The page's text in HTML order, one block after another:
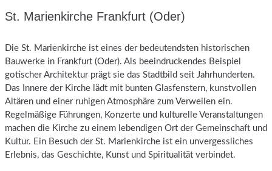
St. Marienkirche Frankfurt (Oder)
Die St. Marienkirche ist eines der bedeutendsten historischen
Bauwerke in Frankfurt (Oder). Als beeindruckendes Beispiel
gotischer Architektur prägt sie das Stadtbild seit Jahrhunderten.
Das Innere der Kirche lädt mit bunten Glasfenstern, kunstvollen
Altären und einer ruhigen Atmosphäre zum Verweilen ein.
Regelmäßige Führungen, Konzerte und kulturelle Veranstaltungen
machen die Kirche zu einem lebendigen Ort der Gemeinschaft und
Kultur. Ein Besuch der St. Marienkirche ist ein unvergessliches
Erlebnis, das Geschichte, Kunst und Spiritualität verbindet.